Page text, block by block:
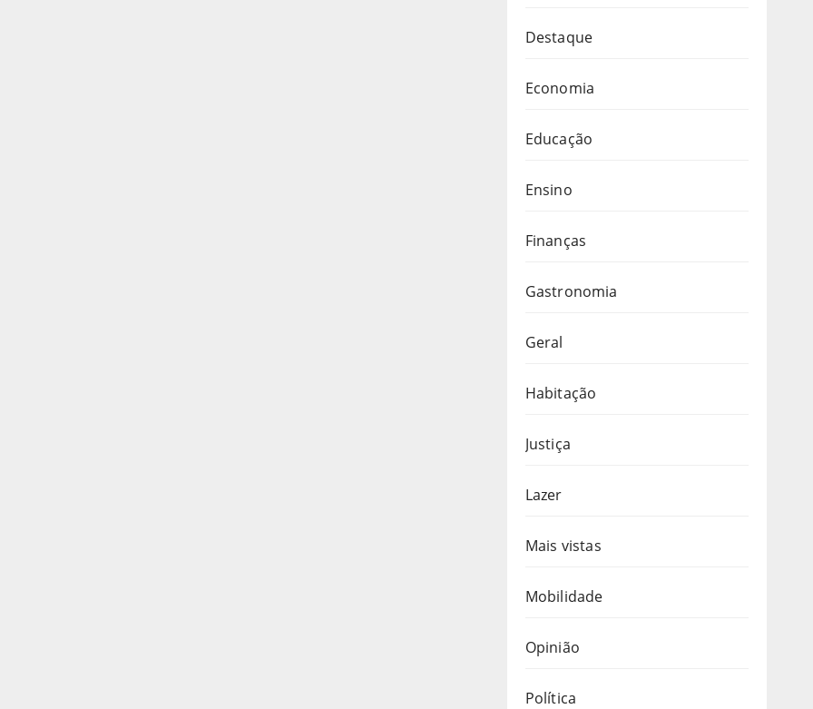
Destaque
Economia
Educação
Ensino
Finanças
Gastronomia
Geral
Habitação
Justiça
Lazer
Mais vistas
Mobilidade
Opinião
Política